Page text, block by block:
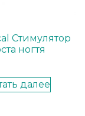
Стимулятор
ногтя
далее